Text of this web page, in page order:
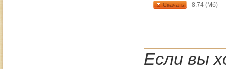
Скачать 8.74 (Мб)
Если вы